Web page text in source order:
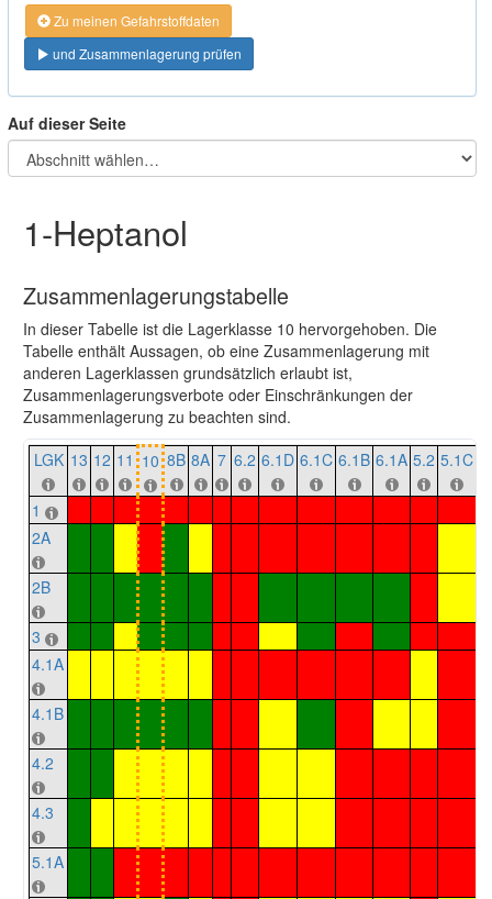
Zu meinen Gefahrstoffdaten
und Zusammenlagerung prüfen
Auf dieser Seite
1-Heptanol
Zusammenlagerungstabelle
In dieser Tabelle ist die Lagerklasse 10 hervorgehoben. Die
Tabelle enthält Aussagen, ob eine Zusammenlagerung mit
anderen Lagerklassen grundsätzlich erlaubt ist,
Zusammenlagerungsverbote oder Einschränkungen der
Zusammenlagerung zu beachten sind.
LGK 13 12 11 10 8B 8A 7 6.2 6.1D 6.1C 6.1B 6.1A 5.2 5.1C
1
2A
2B
3
4.1A
4.1B
4.2
4.3
5.1A